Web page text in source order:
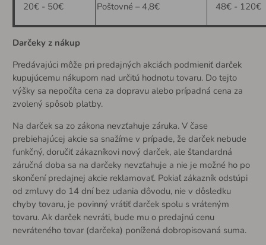
20€ - 50€ Poštovné – 4,8€ 48€ - 120€
Darčeky z nákup
Predávajúci môže pri predajných akciách podmieniť darček
kupujúcemu nákupom nad určitú hodnotu tovaru. Do tejto
výšky sa nepočíta cena za dopravu alebo prípadná cena za
zvolený spôsob platby.
Na darček sa zo zákona nevzťahuje záruka. V čase
prebiehajúcej akcie sa snažíme v prípade, že darček nebude
funkčný, doručiť zákazníkovi nový darček, ale štandardná
záručná doba sa na darčeky nevzťahuje a nie je možné ho po
skončení predajnej akcie reklamovať. Pokiaľ zákazník odstúpi
od zmluvy do 14 dní bez udania dôvodu, nie v dôsledku
chyby tovaru, je povinný vrátiť darček spolu s vráteným
tovaru. Ak darček nevráti, bude mu o predajnú cenu
nevráteného tovar (darčeka) ponížená dobropisovaná suma.